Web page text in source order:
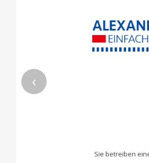
‹
Sie betreiben